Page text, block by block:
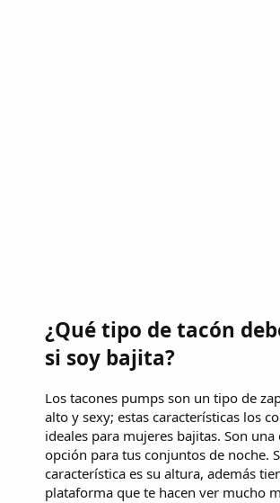
¿Qué tipo de tacón
si soy bajita?
Los tacones pumps son un tipo de
alto y sexy; estas características los
ideales para mujeres bajitas. Son una
opción para tus conjuntos de noche.
característica es su altura, además
plataforma que te hacen ver mucho